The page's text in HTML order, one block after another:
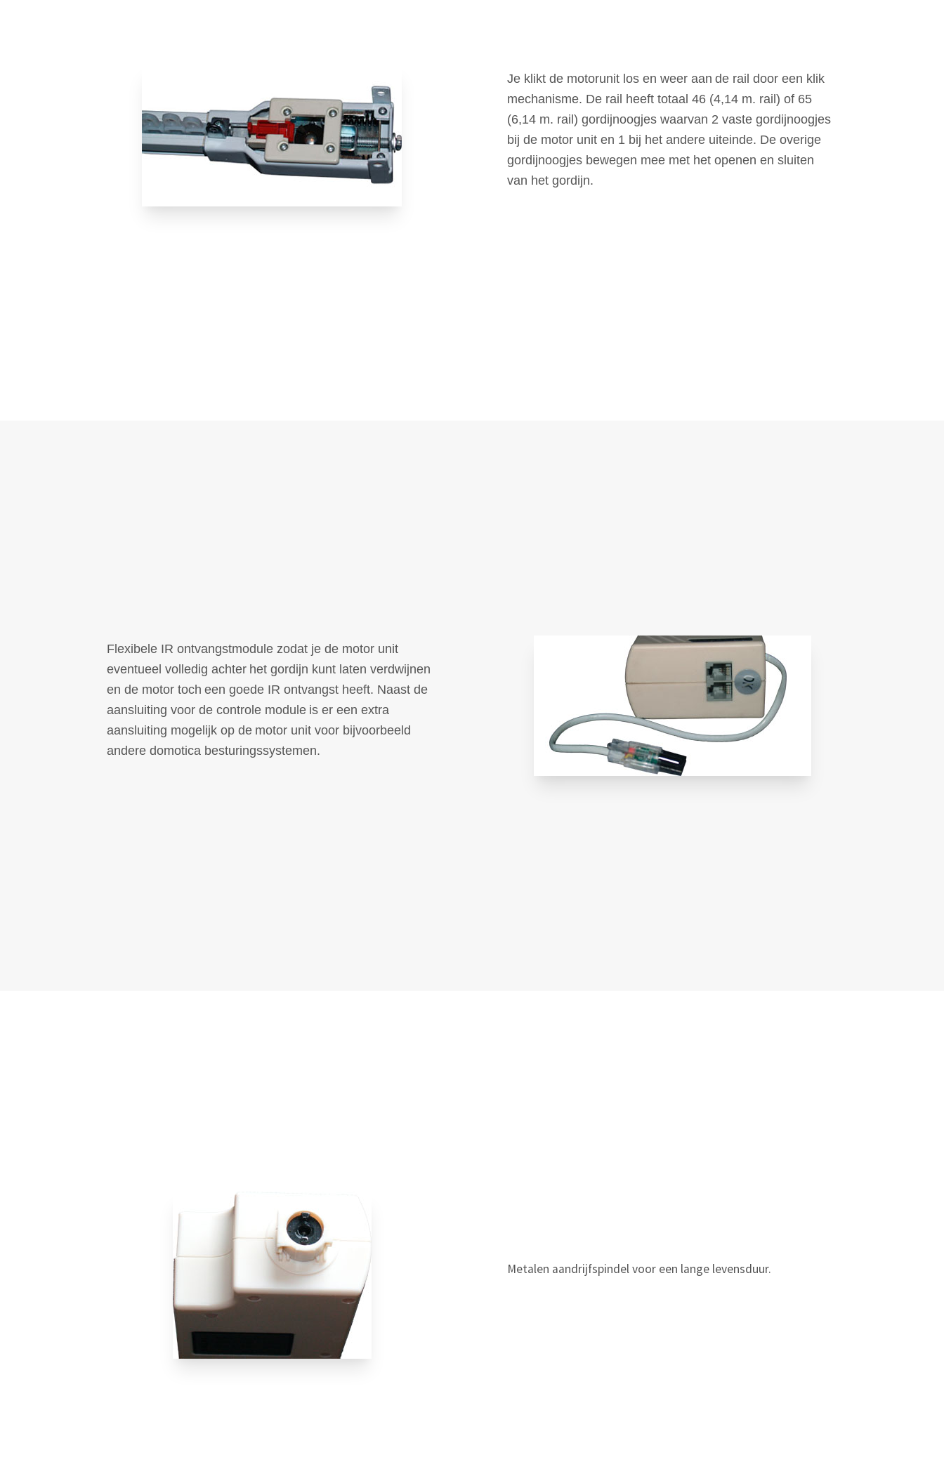
Je klikt de motorunit los en weer aan de rail door een klik
mechanisme. De rail heeft totaal 46 (4,14 m. rail) of 65
(6,14 m. rail) gordijnoogjes waarvan 2 vaste gordijnoogjes
bij de motor unit en 1 bij het andere uiteinde. De overige
gordijnoogjes bewegen mee met het openen en sluiten
van het gordijn.
Flexibele IR ontvangstmodule zodat je de motor unit
eventueel volledig achter het gordijn kunt laten verdwijnen
en de motor toch een goede IR ontvangst heeft. Naast de
aansluiting voor de controle module is er een extra
aansluiting mogelijk op de motor unit voor bijvoorbeeld
andere domotica besturingssystemen.
Metalen aandrijfspindel voor een lange levensduur.